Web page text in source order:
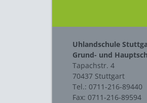
Uhlandschule
Grund- und
Tapachstr. 4
70437 Stuttgart
Tel.: 0711-216-89440
Fax: 0711-216-89594